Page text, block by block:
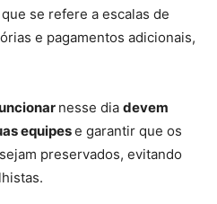
se refere a escalas de
e pagamentos adicionais,
nesse dia devem
equipese garantir que os
preservados, evitando